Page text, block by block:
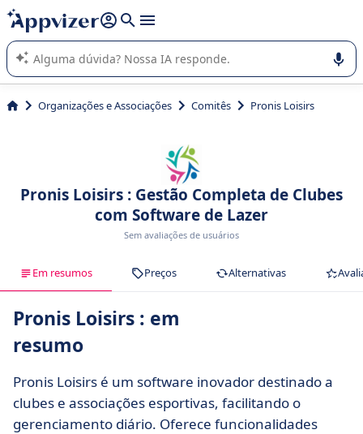
de nossa IA (várias linhas com
A IA do Appvizer o orienta no uso ou na seleção de software
SaaS para sua empresa.
Organizações e Associações Comitês Pronis Loisirs
Pronis Loisirs : Gestão Completa de Clubes
com Software de Lazer
Sem avaliações de usuários
Em resumos Preços Alternativas
Pronis Loisirs : em
resumo
Pronis Loisirs é um software inovador destinado a
clubes e associações esportivas, facilitando o
gerenciamento diário. Oferece funcionalidades